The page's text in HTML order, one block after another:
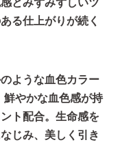
とみずみずしいツ
る仕上がりが続く
ような血色カラー
鮮やかな血色感が持
ト配合。生命感を
じみ、美しく引き